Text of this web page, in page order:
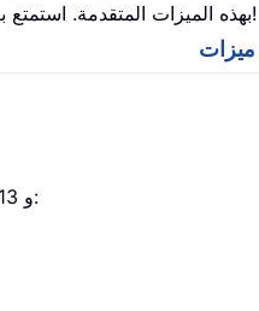
عزِّز Outlook 2024 - 2010 أو Outlook 365 بهذه الميزات المتقدمة. استمتع بـ 100+ ميزات قوية وارتقِ بتجربة بريدك الإلكتروني!
لحفظ إعدادات العرض المخصصة في Microsoft Outlook 2010 و 2013، يمكنك اتباع الخطوات التالية: